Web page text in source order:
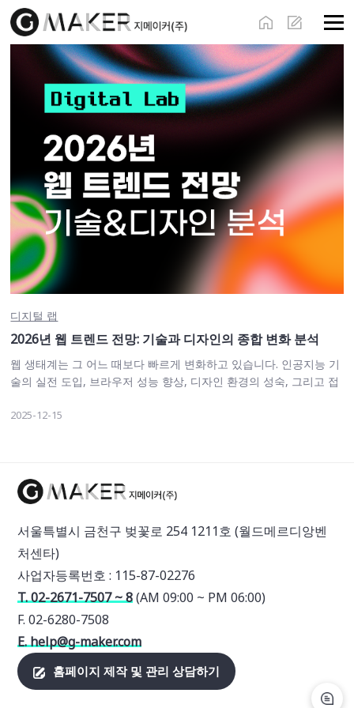
디지털 랩
2026년 웹 트렌드 전망: 기술과 디자인의 종합 변화 분석
웹 생태계는 그 어느 때보다 빠르게 변화하고 있습니다. 인공지능 기
술의 실전 도입, 브라우저 성능 향상, 디자인 환경의 성숙, 그리고 접
있습니다. 2026년은 단순히 신기술이 등장하는 해가 아니라, 웹 서비
서비스 전반이 AI를 “기능 추가” 수준이 아니라 초기 설계 단계부터
AI를 중심으로 구성하는 구조로 변화할 것으로 전망됩니다. AI 기반
배치, 추천 콘텐츠 등을 실시간으로 자동 재구성하는 기능이 보편화
될 것으로 예상됩니다. 기존의 A/B 테스트 기반 최적화보다 훨씬 빠
르고 정교한 사용자 맞춤화가 가능합니다. 웹 내장 AI 어시스턴트 확
대 웹사이트 내에서 검색, 문의, 콘텐츠 탐색을 대신 수행하는 “웹 전
용 AI 내비게이터”가 등장하여 사용자가 직접 구조를 탐색하지 않더
라도 필요한 정보에 즉시 접근할 수 있을 것으로 보입니다. 2. 초경량
웹 프레임워크와 렌더링 방식의 진화 웹 성능 격차가 커지는 환경에
서 “얼마나 빠르게 렌더링되는가”는 2026년 웹 개발의 핵심 기준이
될 것입니다. 부분 하이드레이션 (Partial Hydration)·재개 가능성
(Resumability) 기술 확대 Astro, Qwik과 같은 프레임워크가 더욱 널
2025-12-15
서울특별시 금천구 벚꽃로 254 1211호 (월드메르디앙벤
처센타)
사업자등록번호 : 115-87-02276
T. 02-2671-7507 ~ 8(AM 09:00 ~ PM 06:00)
F. 02-6280-7508
E. help@g-maker.com
홈페이지 제작 및 관리 상담하기